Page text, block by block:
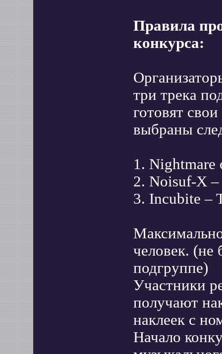
Правила
конкурса:
три трека
готовят
выбраны
1.
2. Noisuf-X
3. Incubite –
человек. (не
подгруппе)
Участники
получают
наклеек с
Начало